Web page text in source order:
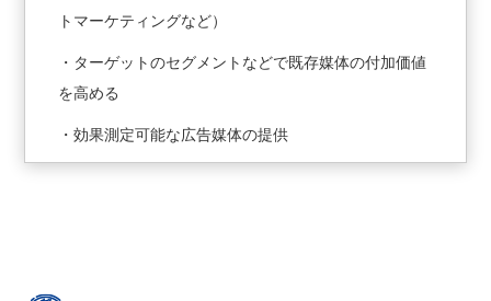
トマーケティングなど）
・ターゲットのセグメントなどで既存媒体の付加価値
を高める
・効果測定可能な広告媒体の提供